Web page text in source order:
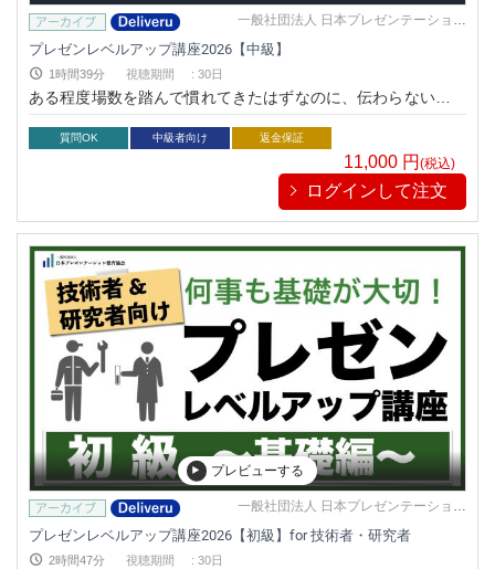
一般社団法人 日本プレゼンテーション
プレゼンレベルアップ講座2026【中級】
1時間39分 視聴期間 : 30日
ある程度場数を踏んで慣れてきたはずなのに、伝わらない、上
手くいかないという壁にぶつかります。その原因は「プレゼン
慣れ」にあるかもしれません。
質問OK 中級者向け 返金保証
11,000 円(税込)
ログインして注文
プレビューする
一般社団法人 日本プレゼンテーション
プレゼンレベルアップ講座2026【初級】for 技術者・研究者
2時間47分 視聴期間 : 30日